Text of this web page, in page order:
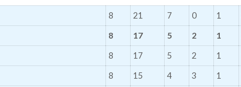
8 21 7 0 1
8 17 5 2 1
8 17 5 2 1
8 15 4 3 1